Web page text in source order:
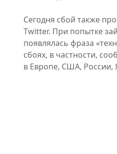
Сегодня сбой также
Twitter. При попытке
появлялась фраза
сбоях, в частности,
в Европе, США, России,